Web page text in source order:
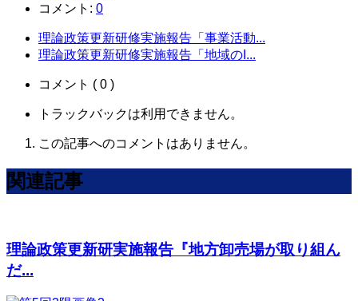
コメント: 0
理論政策更新研修実施報告「事業活動...
理論政策更新研修実施報告「地域のI...
コメント ( 0 )
トラックバックは利用できません。
この記事へのコメントはありません。
関連記事
理論政策更新研実施報告『地方卸売場が取り組ん
だ...